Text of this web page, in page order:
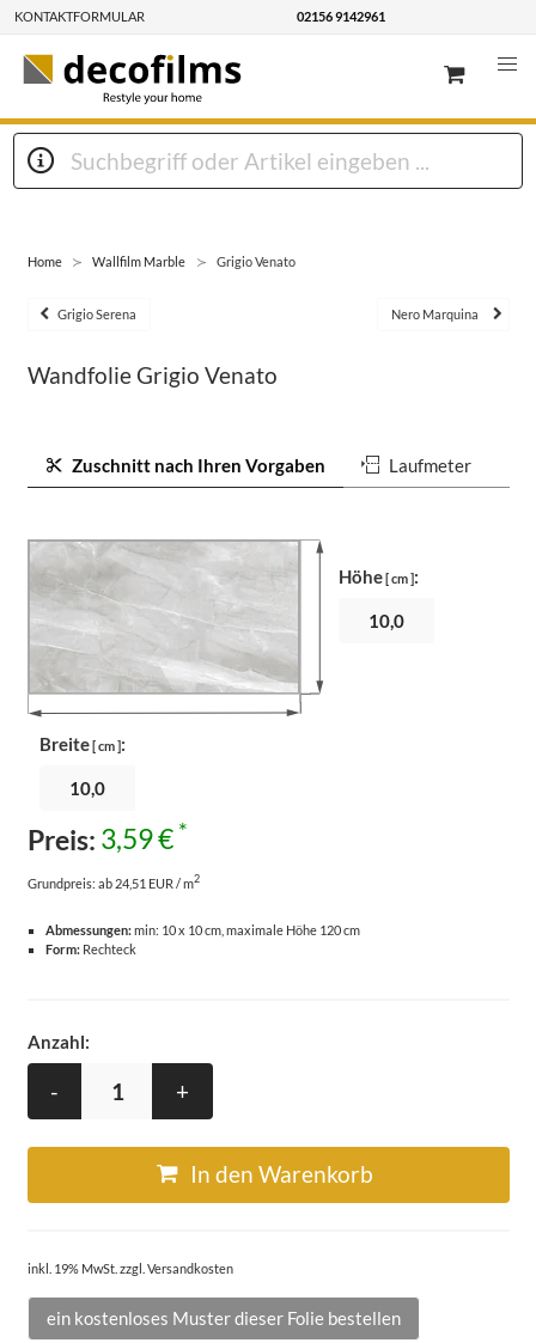
KONTAKTFORMULAR 02156 9142961
Home Wallfilm Marble Grigio Venato
Grigio Serena Nero Marquina
Wandfolie Grigio Venato
Zuschnitt nach Ihren Vorgaben Laufmeter
Breite[ cm ]:
Höhe[ cm ]:
Preis: 3,59 € *
Grundpreis: ab 24,51 EUR / m2
Abmessungen:min: 10 x 10 cm, maximale Höhe 120 cm
Form:Rechteck
Anzahl:
- +
In den Warenkorb
inkl. 19% MwSt. zzgl. Versandkosten
ein kostenloses Muster dieser Folie bestellen